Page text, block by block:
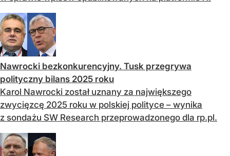
Nawrocki bezkonkurencyjny. Tusk przegrywa
polityczny bilans 2025 roku
Karol Nawrocki został uznany za największego
zwycięzcę 2025 roku w polskiej polityce – wynika
z sondażu SW Research przeprowadzonego dla rp.pl.